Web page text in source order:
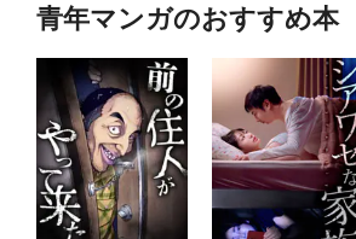
青年マンガのおすすめ本